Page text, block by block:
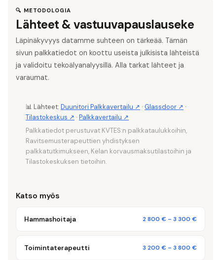
(maisteri) ravitsemustieteissä. Tutkinnon voi suorittaa
Helsingin yliopistossa tai Itä-Suomen yliopistossa.
🔍 METODOLOGIA
Lähteet & vastuuvapauslauseke
Läpinäkyvyys datamme suhteen on tärkeää. Tämän
sivun palkkatiedot on koottu useista julkisista lähteistä
ja validoitu tekoälyanalyysillä. Alla tarkat lähteet ja
varaumat.
📊 Lähteet: Duunitori Palkkavertailu ↗ · Glassdoor ↗ ·
Tilastokeskus ↗ · Palkkavertailu ↗
Palkkatiedot perustuvat KVTES:n palkkataulukkoihin,
Ravitsemusterapeuttien yhdistyksen
palkkatutkimukseen, Kelan korvausmaksutilastoihin ja
Tilastokeskuksen tietoihin.
Katso myös
Hammashoitaja 2 800 € – 3 300 €
Toimintaterapeutti 3 200 € – 3 800 €